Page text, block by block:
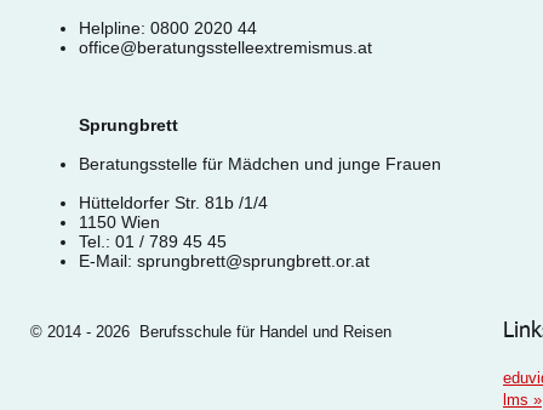
Helpline: 0800 2020 44
office@beratungsstelleextremismus.at
Sprungbrett
Beratungsstelle für Mädchen und junge Frauen
Hütteldorfer Str. 81b /1/4
1150 Wien
Tel.: 01 / 789 45 45
E-Mail: sprungbrett@sprungbrett.or.at
© 2014 - 2026 Berufsschule für Handel und Reisen
lms »